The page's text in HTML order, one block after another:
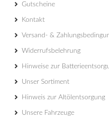
Gutscheine
Kontakt
Versand- &
Widerrufsbelehrung
Hinweise zur
Unser Sortiment
Hinweis zur Altölentsorgung
Unsere Fahrzeuge